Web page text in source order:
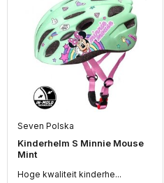
Seven Polska
Kinderhelm S Minnie Mouse
Mint
Hoge kwaliteit kinderhe...